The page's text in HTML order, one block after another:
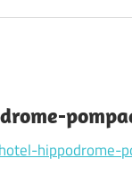
hippodrome-